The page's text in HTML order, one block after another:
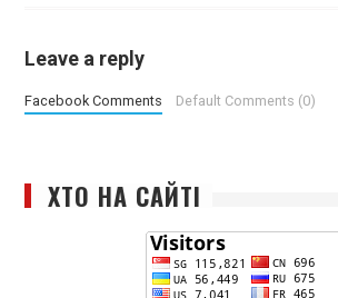
Leave a reply
Facebook Comments Default Comments (0)
ХТО НА САЙТІ